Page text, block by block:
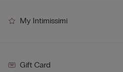
My Intimissimi
Gift Card